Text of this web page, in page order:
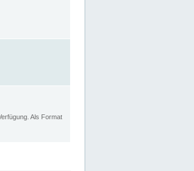
Als Format